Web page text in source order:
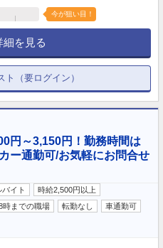
今が狙い目！
細を見る
ト（要ログイン）
円～3,150円！勤務時間は
ー通勤可/お気軽にお問合せ
イト
時給2,500円以上
時までの職場 転勤なし
車通勤可